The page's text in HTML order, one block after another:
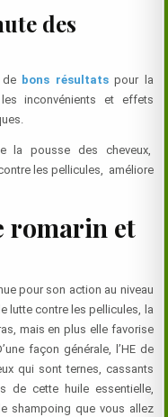
des
bons résultatspour la
inconvénients et effets
la pousse des cheveux,
les pellicules, améliore
romarin et
pour son action au niveau
lutte contre les pellicules, la
mais en plus elle favorise
façon générale, l’HE de
qui sont ternes, cassants
de cette huile essentielle,
shampoing que vous allez